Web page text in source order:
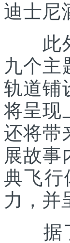
迪士尼
此外
九个主
轨道铺
将呈现
还将带
展故事
典飞行
力，并
据了